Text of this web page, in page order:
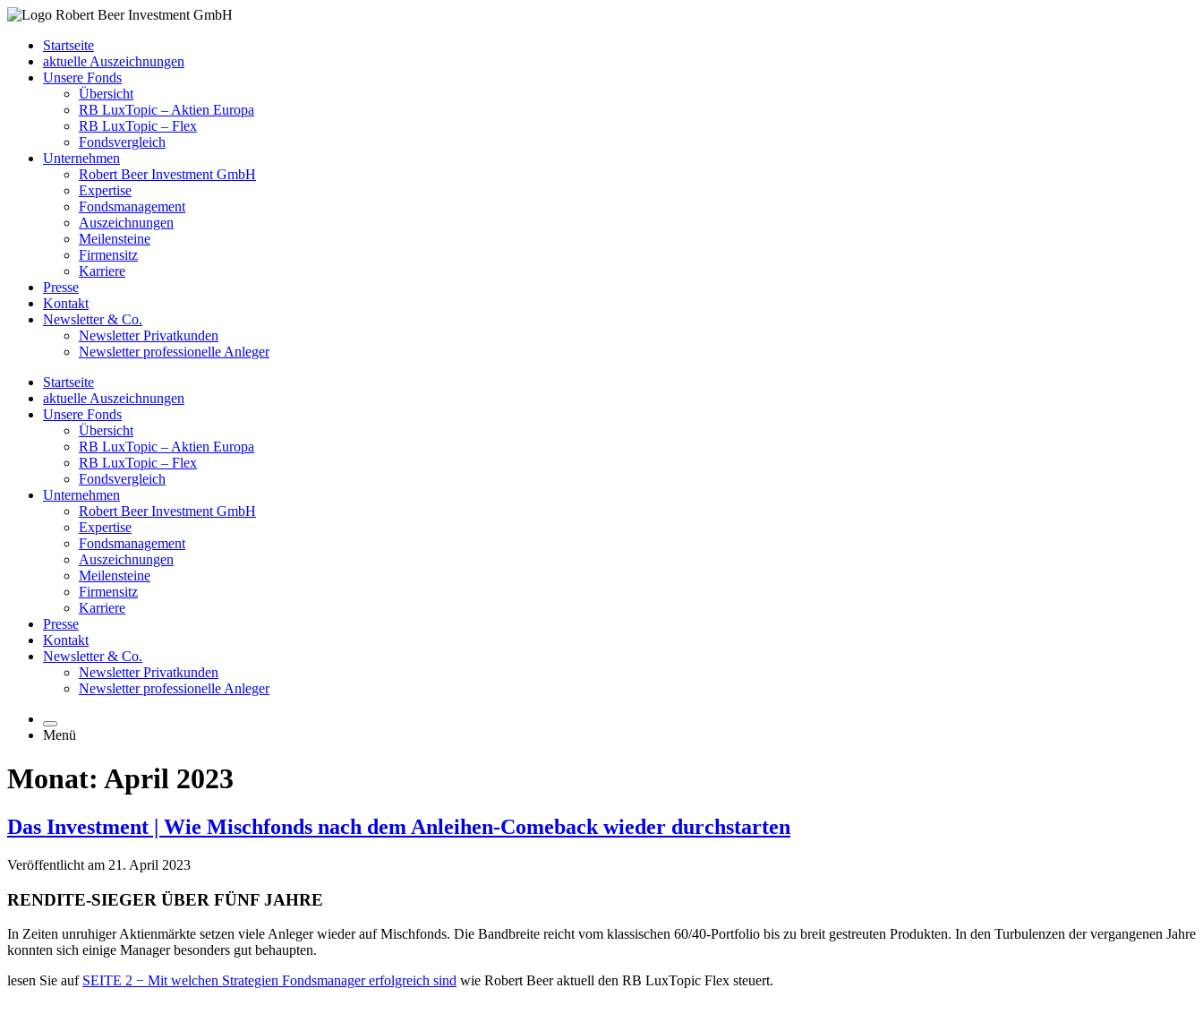
Startseite
aktuelle Auszeichnungen
Unsere Fonds
Übersicht
RB LuxTopic – Aktien Europa
RB LuxTopic – Flex
Fondsvergleich
Unternehmen
Robert Beer Investment GmbH
Expertise
Fondsmanagement
Auszeichnungen
Meilensteine
Firmensitz
Karriere
Presse
Kontakt
Newsletter & Co.
Newsletter Privatkunden
Newsletter professionelle Anleger
Startseite
aktuelle Auszeichnungen
Unsere Fonds
Übersicht
RB LuxTopic – Aktien Europa
RB LuxTopic – Flex
Fondsvergleich
Unternehmen
Robert Beer Investment GmbH
Expertise
Fondsmanagement
Auszeichnungen
Meilensteine
Firmensitz
Karriere
Presse
Kontakt
Newsletter & Co.
Newsletter Privatkunden
Newsletter professionelle Anleger
Menü
Monat: April 2023
Das Investment | Wie Mischfonds nach dem Anleihen-Comeback wieder durchstarten
Veröffentlicht am 21. April 2023
RENDITE-SIEGER ÜBER FÜNF JAHRE
In Zeiten unruhiger Aktienmärkte setzen viele Anleger wieder auf Mischfonds. Die Bandbreite reicht vom klassischen 60/40-Portfolio bis zu breit gestreuten Produkten. In den Turbulenzen der vergangenen Jahre
konnten sich einige Manager besonders gut behaupten.
lesen Sie auf SEITE 2 − Mit welchen Strategien Fondsmanager erfolgreich sind wie Robert Beer aktuell den RB LuxTopic Flex steuert.